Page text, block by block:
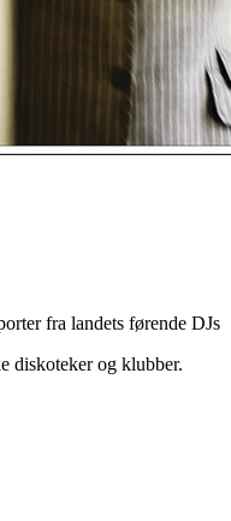
fra landets førende DJs
diskoteker og klubber.